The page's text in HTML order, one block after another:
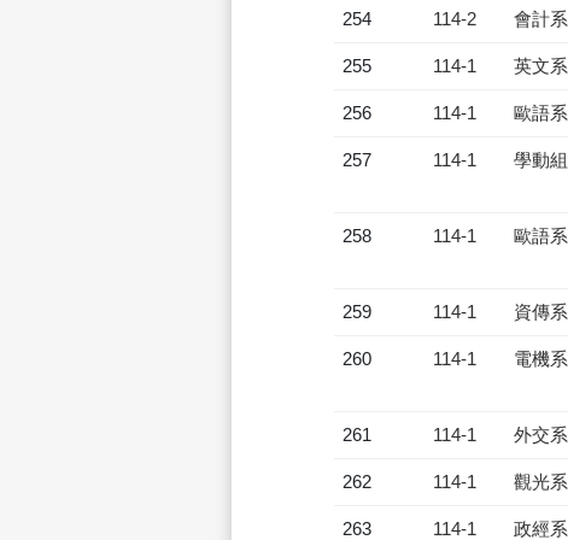
254 114-2 會計系
255 114-1 英文系
256 114-1 歐語系
257 114-1 學動組
258 114-1 歐語系
259 114-1 資傳系
260 114-1 電機系
261 114-1 外交系
262 114-1 觀光系
263 114-1 政經系